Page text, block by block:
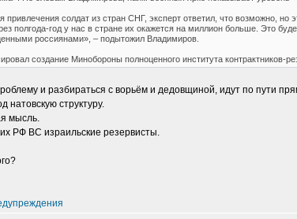
привлечения солдат из стран СНГ, эксперт ответил, что возможно,
полгода-год у нас в стране их окажется на миллион больше. Это
россиянами», – подытожил Владимиров.
создание Минобороны полноценного института контрактников-
и разбираться с ворьём и дедовщиной, идут по пути
натовскую структуру.
мысль.
РФ ВС израильские резервисты.